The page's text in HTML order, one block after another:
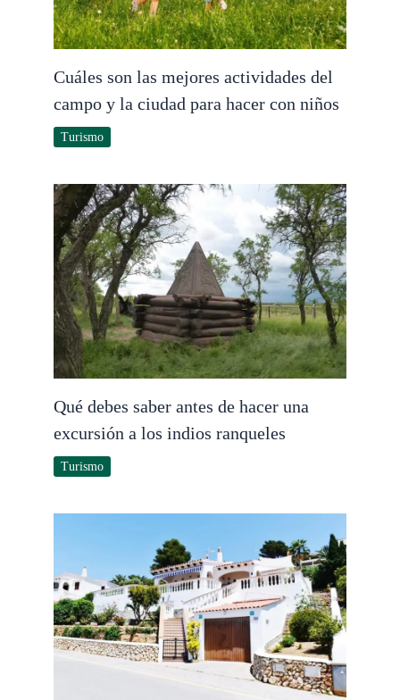
Cuáles son las mejores actividades del
campo y la ciudad para hacer con niños
Turismo
Qué debes saber antes de hacer una
excursión a los indios ranqueles
Turismo